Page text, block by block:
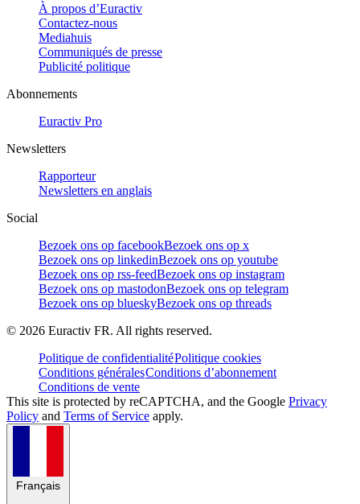
À propos d’Euractiv
Contactez-nous
Mediahuis
Communiqués de presse
Publicité politique
Abonnements
Euractiv Pro
Newsletters
Rapporteur
Newsletters en anglais
Social
Bezoek ons op facebookBezoek ons op x
Bezoek ons op linkedinBezoek ons op youtube
Bezoek ons op rss-feedBezoek ons op instagram
Bezoek ons op mastodonBezoek ons op telegram
Bezoek ons op blueskyBezoek ons op threads
© 2026 Euractiv FR. All rights reserved.
Politique de confidentialitéPolitique cookies
Conditions généralesConditions d’abonnement
Conditions de vente
This site is protected by reCAPTCHA, and the Google Privacy
Policy and Terms of Service apply.
Français